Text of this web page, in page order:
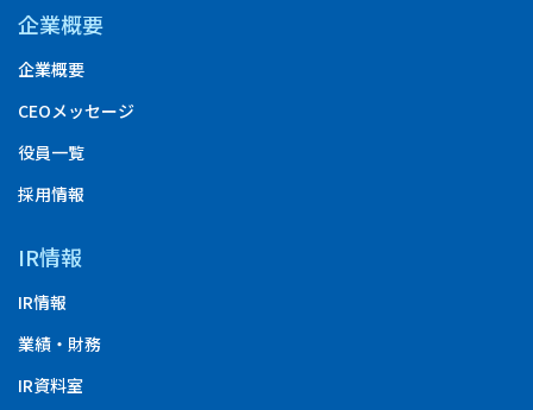
企業概要
企業概要
CEOメッセージ
役員一覧
採用情報
IR情報
IR情報
業績・財務
IR資料室